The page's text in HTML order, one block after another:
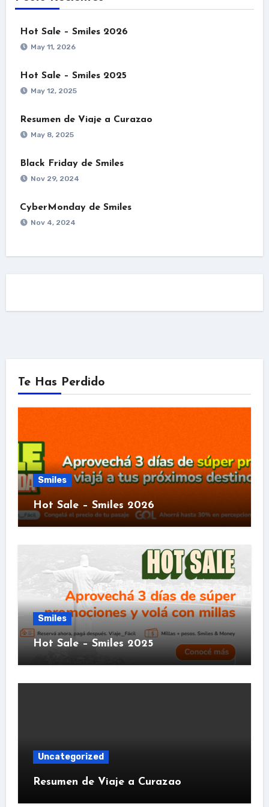
Hot Sale – Smiles 2026
May 11, 2026
Hot Sale – Smiles 2025
May 12, 2025
Resumen de Viaje a Curazao
May 8, 2025
Black Friday de Smiles
Nov 29, 2024
CyberMonday de Smiles
Nov 4, 2024
Te Has Perdido
Smiles
Hot Sale – Smiles 2026
Smiles
Hot Sale – Smiles 2025
Uncategorized
Resumen de Viaje a Curazao